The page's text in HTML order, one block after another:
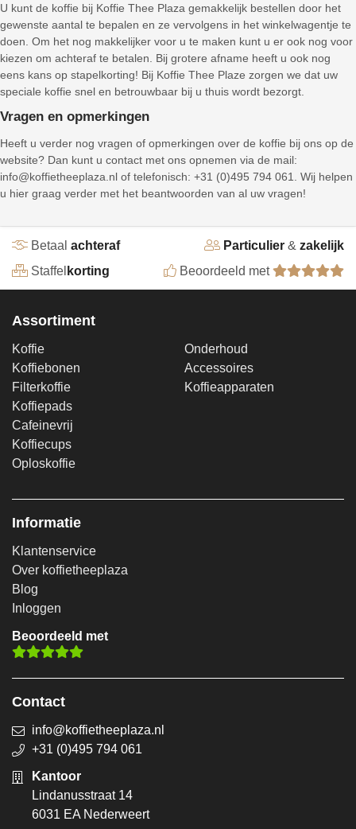
U kunt de koffie bij Koffie Thee Plaza gemakkelijk bestellen door het
gewenste aantal te bepalen en ze vervolgens in het winkelwagentje te
doen. Om het nog makkelijker voor u te maken kunt u er ook nog voor
kiezen om achteraf te betalen. Bij grotere afname heeft u ook nog
eens kans op stapelkorting! Bij Koffie Thee Plaze zorgen we dat uw
speciale koffie snel en betrouwbaar bij u thuis wordt bezorgt.
Vragen en opmerkingen
Heeft u verder nog vragen of opmerkingen over de koffie bij ons op de
website? Dan kunt u contact met ons opnemen via de mail:
info@koffietheeplaza.nl of telefonisch: +31 (0)495 794 061. Wij helpen
u hier graag verder met het beantwoorden van al uw vragen!
Betaal achteraf Particulier & zakelijk
Staffel korting Beoordeeld met
Assortiment
Koffie
Koffiebonen
Filterkoffie
Koffiepads
Cafeinevrij
Koffiecups
Oploskoffie
Onderhoud
Accessoires
Koffieapparaten
Informatie
Klantenservice
Over koffietheeplaza
Blog
Inloggen
Beoordeeld met
Contact
info@koffietheeplaza.nl
+31 (0)495 794 061
Kantoor
Lindanusstraat 14
6031 EA Nederweert